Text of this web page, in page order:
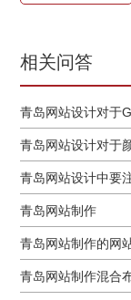
相关问答
青岛网站设计对于
青岛网站设计对于
青岛网站设计中要
青岛网站制作
青岛网站制作的网
青岛网站制作混合